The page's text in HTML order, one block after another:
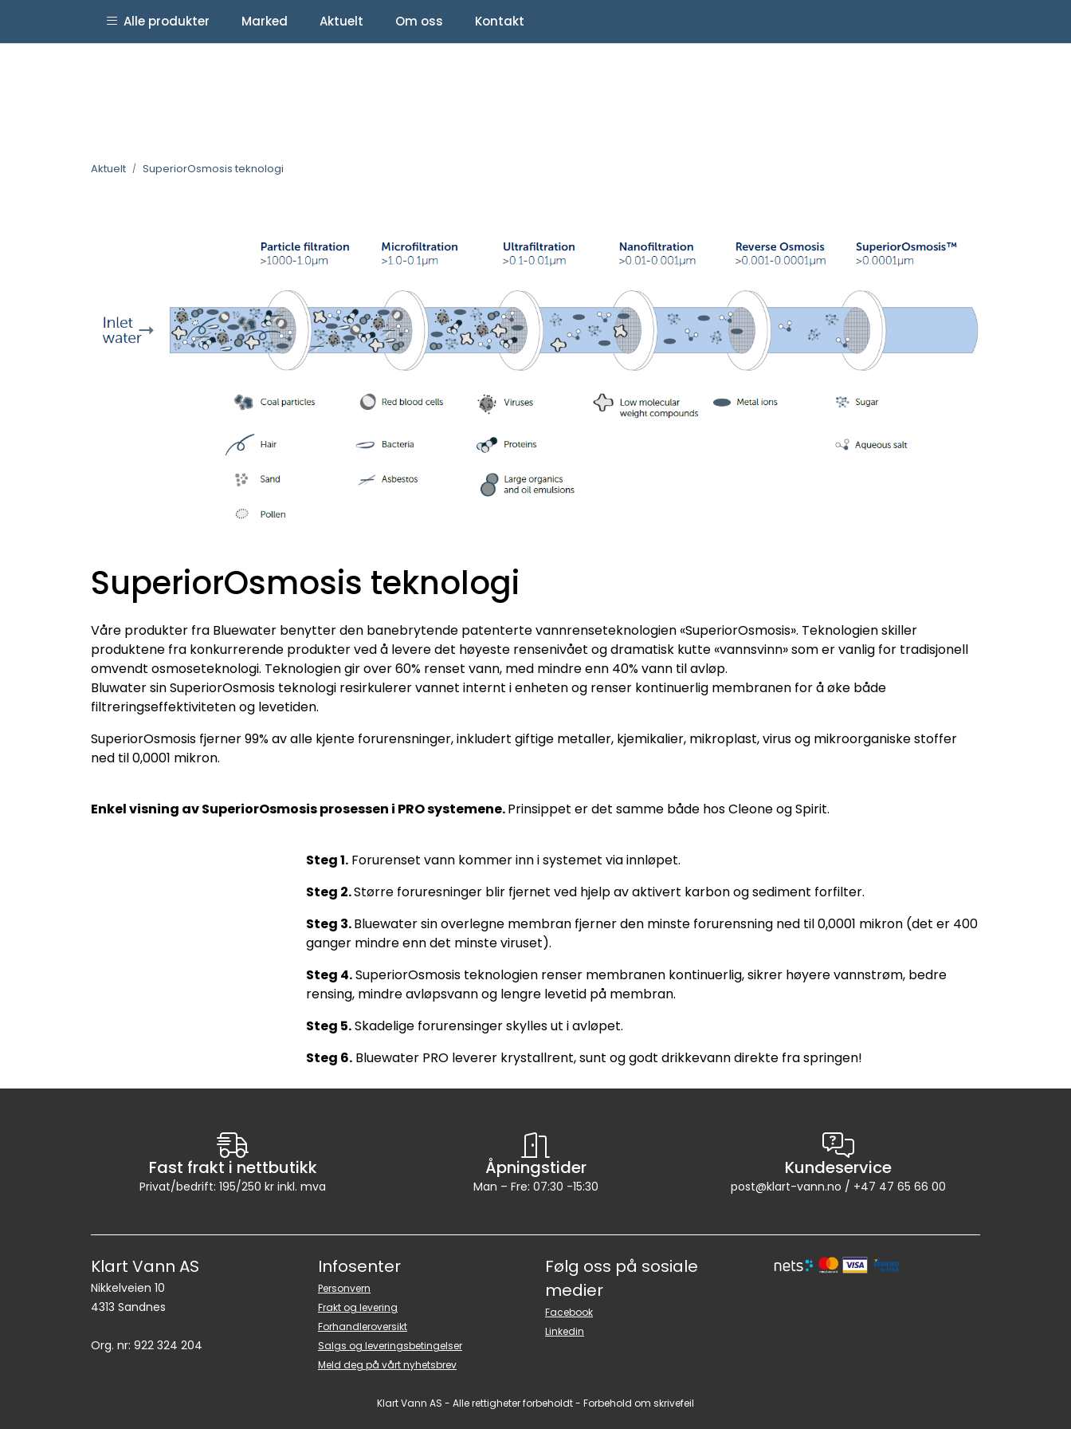
Facebook | LinkedIn | YouTube
Alle produkter Marked Aktuelt Om oss Kontakt
Aktuelt SuperiorOsmosis teknologi
SuperiorOsmosis teknologi
Våre produkter fra Bluewater benytter den banebrytende patenterte vannrenseteknologien «SuperiorOsmosis». Teknologien skiller
produktene fra konkurrerende produkter ved å levere det høyeste rensenivået og dramatisk kutte «vannsvinn» som er vanlig for tradisjonell
omvendt osmoseteknologi. Teknologien gir over 60% renset vann, med mindre enn 40% vann til avløp.
Bluwater sin SuperiorOsmosis teknologi resirkulerer vannet internt i enheten og renser kontinuerlig membranen for å øke både
filtreringseffektiviteten og levetiden.
SuperiorOsmosis fjerner 99% av alle kjente forurensninger, inkludert giftige metaller, kjemikalier, mikroplast, virus og mikroorganiske stoffer
ned til 0,0001 mikron.
Enkel visning av SuperiorOsmosis prosessen i PRO systemene.Prinsippet er det samme både hos Cleone og Spirit.
Steg 1. Forurenset vann kommer inn i systemet via innløpet.
Steg 2.Større foruresninger blir fjernet ved hjelp av aktivert karbon og sediment forfilter.
Steg 3.Bluewater sin overlegne membran fjerner den minste forurensning ned til 0,0001 mikron (det er 400
ganger mindre enn det minste viruset).
Steg 4.SuperiorOsmosis teknologien renser membranen kontinuerlig, sikrer høyere vannstrøm, bedre
rensing, mindre avløpsvann og lengre levetid på membran.
Steg 5.Skadelige forurensinger skylles ut i avløpet.
Steg 6. Bluewater PRO leverer krystallrent, sunt og godt drikkevann direkte fra springen!
Fast frakt i nettbutikk
Privat/bedrift: 195/250 kr inkl. mva
Åpningstider
Man – Fre: 07:30 -15:30
Kundeservice
post@klart-vann.no / +47 47 65 66 00
Klart Vann AS
Nikkelveien 10
4313 Sandnes
Org. nr: 922 324 204
Infosenter
Personvern
Frakt og levering
Forhandleroversikt
Salgs og leveringsbetingelser
Meld deg på vårt nyhetsbrev
Følg oss på sosiale
medier
Facebook
Linkedin
Klart Vann AS - Alle rettigheter forbeholdt - Forbehold om skrivefeil